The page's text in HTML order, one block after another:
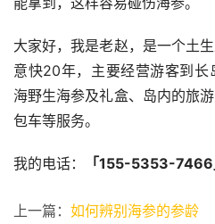
大家好，我是老赵，是一个土
意快20年，主要经营游客到
海野生海参及礼盒、岛内的旅
包车等服务。
我的电话： 「155-5353-7466
上一篇： 如何辨别海参的参龄